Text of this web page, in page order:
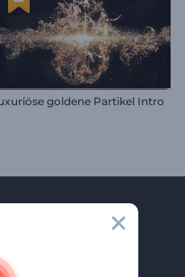
goldene Partikel Intro